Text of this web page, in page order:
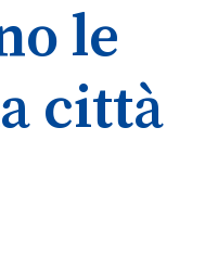
le
città